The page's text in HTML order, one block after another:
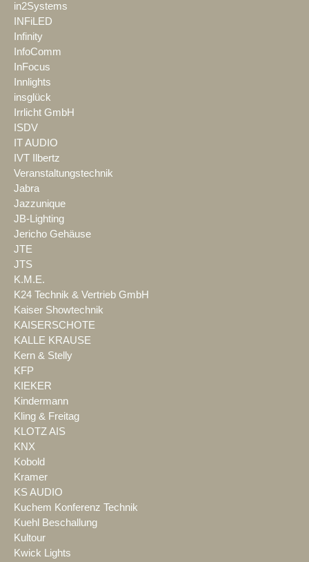
in2Systems
INFiLED
Infinity
InfoComm
InFocus
Innlights
insglück
Irrlicht GmbH
ISDV
IT AUDIO
IVT Ilbertz
Veranstaltungstechnik
Jabra
Jazzunique
JB-Lighting
Jericho Gehäuse
JTE
JTS
K.M.E.
K24 Technik & Vertrieb GmbH
Kaiser Showtechnik
KAISERSCHOTE
KALLE KRAUSE
Kern & Stelly
KFP
KIEKER
Kindermann
Kling & Freitag
KLOTZ AIS
KNX
Kobold
Kramer
KS AUDIO
Kuchem Konferenz Technik
Kuehl Beschallung
Kultour
Kwick Lights